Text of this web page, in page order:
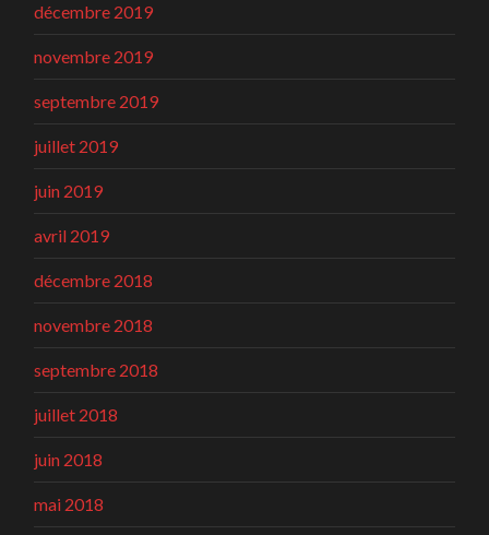
décembre 2019
novembre 2019
septembre 2019
juillet 2019
juin 2019
avril 2019
décembre 2018
novembre 2018
septembre 2018
juillet 2018
juin 2018
mai 2018